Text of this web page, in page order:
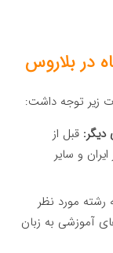
در بلاروس
زیر توجه داشت:
دیگر: قبل از
و سایر
رشته مورد نظر
آموزشی به زبان